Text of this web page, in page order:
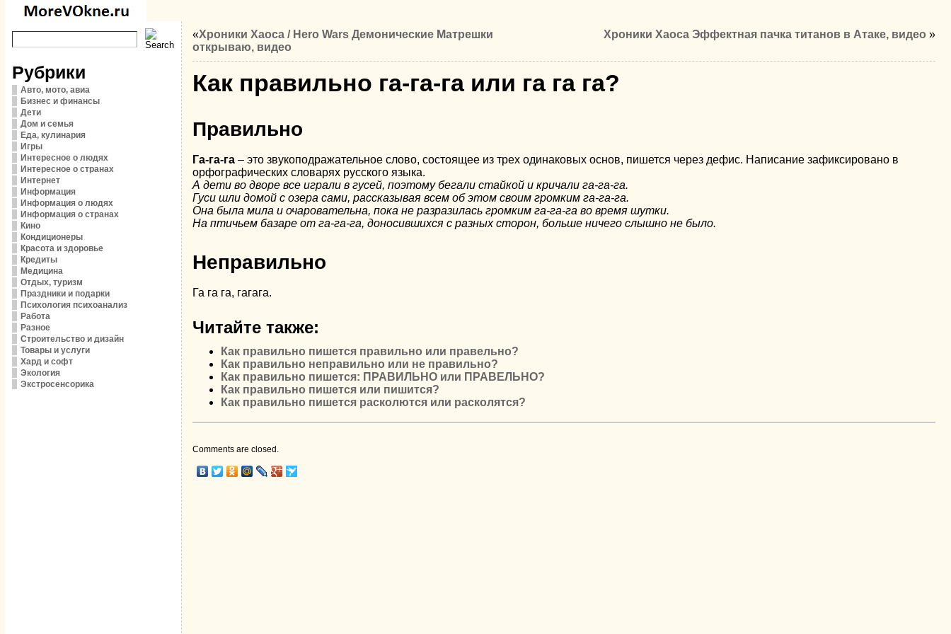
Рубрики
Авто, мото, авиа
Бизнес и финансы
Дети
Дом и семья
Еда, кулинария
Игры
Интересное о людях
Интересное о странах
Интернет
Информация
Информация о людях
Информация о странах
Кино
Кондиционеры
Красота и здоровье
Кредиты
Медицина
Отдых, туризм
Праздники и подарки
Психология психоанализ
Работа
Разное
Строительство и дизайн
Товары и услуги
Хард и софт
Экология
Экстросенсорика
«Хроники Хаоса / Hero Wars Демонические Матрешки
открываю, видео
Хроники Хаоса Эффектная пачка титанов в Атаке, видео »
Как правильно га-га-га или га га га?
Правильно
Га-га-га– это звукоподражательное слово, состоящее из трех одинаковых основ, пишется через дефис. Написание зафиксировано в
орфографических словарях русского языка.
А дети во дворе все играли в гусей, поэтому бегали стайкой и кричали га-га-га.
Гуси шли домой с озера сами, рассказывая всем об этом своим громким га-га-га.
Она была мила и очаровательна, пока не разразилась громким га-га-га во время шутки.
На птичьем базаре от га-га-га, доносившихся с разных сторон, больше ничего слышно не было.
Неправильно
Га га га, гагага.
Читайте также:
Как правильно пишется правильно или правельно?
Как правильно неправильно или не правильно?
Как правильно пишется: ПРАВИЛЬНО или ПРАВЕЛЬНО?
Как правильно пишется или пишится?
Как правильно пишется расколются или расколятся?
Comments are closed.